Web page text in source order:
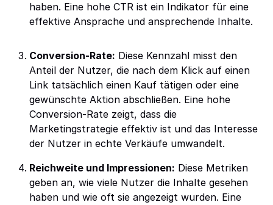
haben. Eine hohe CTR ist ein Indikator für eine
effektive Ansprache und ansprechende Inhalte.
Conversion-Rate: Diese Kennzahl misst den
Anteil der Nutzer, die nach dem Klick auf einen
Link tatsächlich einen Kauf tätigen oder eine
gewünschte Aktion abschließen. Eine hohe
Conversion-Rate zeigt, dass die
Marketingstrategie effektiv ist und das Interesse
der Nutzer in echte Verkäufe umwandelt.
Reichweite und Impressionen: Diese Metriken
geben an, wie viele Nutzer die Inhalte gesehen
haben und wie oft sie angezeigt wurden. Eine